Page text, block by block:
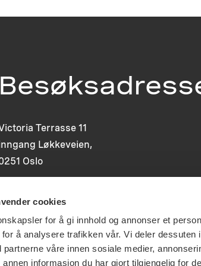
cookies
for å gi innhold og annonser et
å analysere trafikken vår. Vi deler
partnerne våre innen sosiale medier,
informasjon du har gjort tilgjengelig for
Terrasse 11
Løkkeveien,
Oslo